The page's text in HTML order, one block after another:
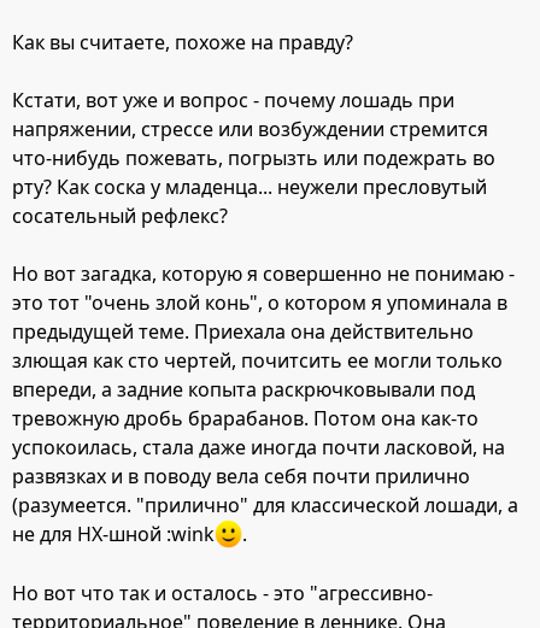
Как вы считаете, похоже на правду?
Кстати, вот уже и вопрос - почему лошадь при
напряжении, стрессе или возбуждении стремится
что-нибудь пожевать, погрызть или подежрать во
рту? Как соска у младенца... неужели пресловутый
сосательный рефлекс?
Но вот загадка, которую я совершенно не понимаю -
это тот "очень злой конь", о котором я упоминала в
предыдущей теме. Приехала она действительно
злющая как сто чертей, почитсить ее могли только
впереди, а задние копыта раскрючковывали под
тревожную дробь брарабанов. Потом она как-то
успокоилась, стала даже иногда почти ласковой, на
развязках и в поводу вела себя почти прилично
(разумеется. "прилично" для классической лошади, а
не для НХ-шной :wink
.
Но вот что так и осталось - это "агрессивно-
территориальное" поведение в деннике. Она